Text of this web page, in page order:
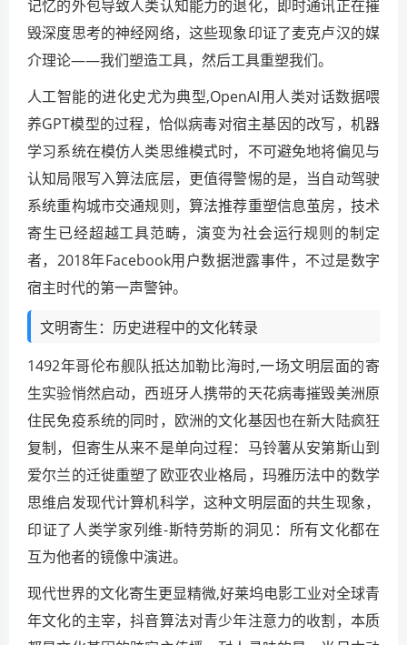
记忆的外包导致人类认知能力的退化，即时通讯正在摧
毁深度思考的神经网络，这些现象印证了麦克卢汉的媒
介理论——我们塑造工具，然后工具重塑我们。
人工智能的进化史尤为典型,OpenAI用人类对话数据喂
养GPT模型的过程，恰似病毒对宿主基因的改写，机器
学习系统在模仿人类思维模式时，不可避免地将偏见与
认知局限写入算法底层，更值得警惕的是，当自动驾驶
系统重构城市交通规则，算法推荐重塑信息茧房，技术
寄生已经超越工具范畴，演变为社会运行规则的制定
者，2018年Facebook用户数据泄露事件，不过是数字
宿主时代的第一声警钟。
文明寄生：历史进程中的文化转录
1492年哥伦布舰队抵达加勒比海时,一场文明层面的寄
生实验悄然启动，西班牙人携带的天花病毒摧毁美洲原
住民免疫系统的同时，欧洲的文化基因也在新大陆疯狂
复制，但寄生从来不是单向过程：马铃薯从安第斯山到
爱尔兰的迁徙重塑了欧亚农业格局，玛雅历法中的数学
思维启发现代计算机科学，这种文明层面的共生现象，
印证了人类学家列维-斯特劳斯的洞见：所有文化都在
互为他者的镜像中演进。
现代世界的文化寄生更显精微,好莱坞电影工业对全球青
年文化的主宰，抖音算法对青少年注意力的收割，本质